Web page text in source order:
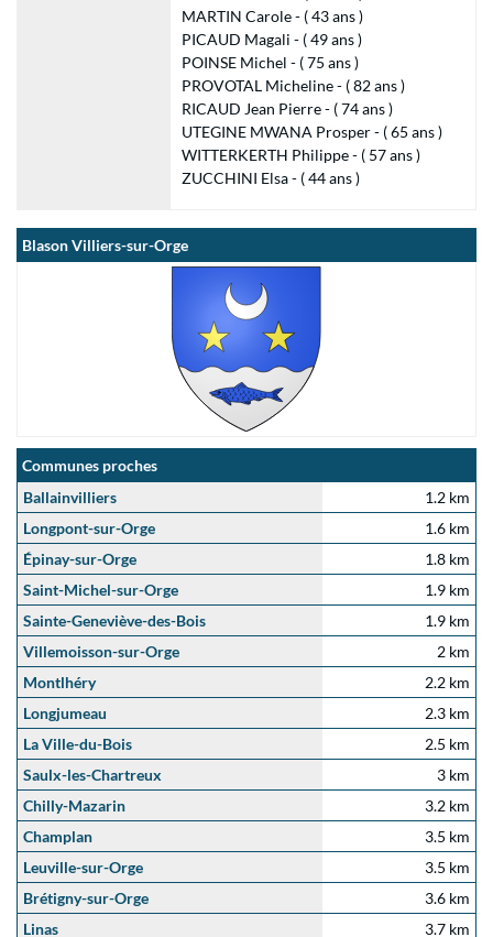
MARTIN Carole - ( 43 ans )
PICAUD Magali - ( 49 ans )
POINSE Michel - ( 75 ans )
PROVOTAL Micheline - ( 82 ans )
RICAUD Jean Pierre - ( 74 ans )
UTEGINE MWANA Prosper - ( 65 ans )
WITTERKERTH Philippe - ( 57 ans )
ZUCCHINI Elsa - ( 44 ans )
Blason Villiers-sur-Orge
Communes proches
Ballainvilliers
1.2 km
Longpont-sur-Orge
1.6 km
Épinay-sur-Orge
1.8 km
Saint-Michel-sur-Orge
1.9 km
Sainte-Geneviève-des-Bois
1.9 km
Villemoisson-sur-Orge
2 km
Montlhéry
2.2 km
Longjumeau
2.3 km
La Ville-du-Bois
2.5 km
Saulx-les-Chartreux
3 km
Chilly-Mazarin
3.2 km
Champlan
3.5 km
Leuville-sur-Orge
3.5 km
Brétigny-sur-Orge
3.6 km
Linas
3.7 km